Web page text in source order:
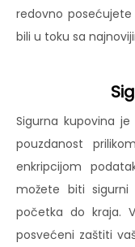
redovno
bili u toku sa
Sigurna kupovina
pouzdanost
enkripcijom
možete biti
početka do kraja.
posvećeni zaštiti